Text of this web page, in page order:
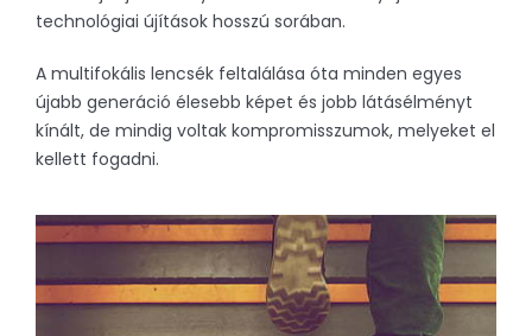
technológiai újítások hosszú sorában.
A multifokális lencsék feltalálása óta minden egyes
újabb generáció élesebb képet és jobb látásélményt
kínált, de mindig voltak kompromisszumok, melyeket el
kellett fogadni.